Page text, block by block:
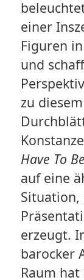
einer
Figuren
und
zu
Have To
auf eine
erzeugt.
barocker
Raum